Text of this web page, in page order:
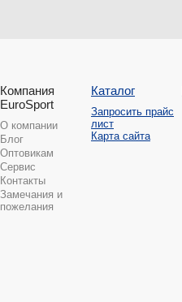
Компания
EuroSport
О компании
Блог
Оптовикам
Сервис
Контакты
Замечания и
пожелания
Каталог
Запросить прайс
лист
Карта сайта